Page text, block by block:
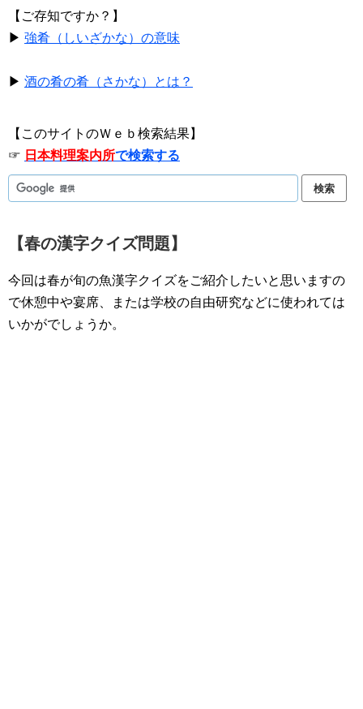
【ご存知ですか？】
▶ 強肴（しいざかな）の意味
▶ 酒の肴の肴（さかな）とは？
【このサイトのＷｅｂ検索結果】
☞ 日本料理案内所で検索する
【春の漢字クイズ問題】
今回は春が旬の魚漢字クイズをご紹介したいと思いますの
で休憩中や宴席、または学校の自由研究などに使われては
いかがでしょうか。